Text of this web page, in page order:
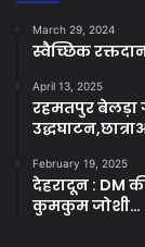
March 29, 2024
स्वैच्छिक
April 13, 2025
रहमतपुर
February 19, 2025
देहरादून : DM
कुमकुम जोशी…